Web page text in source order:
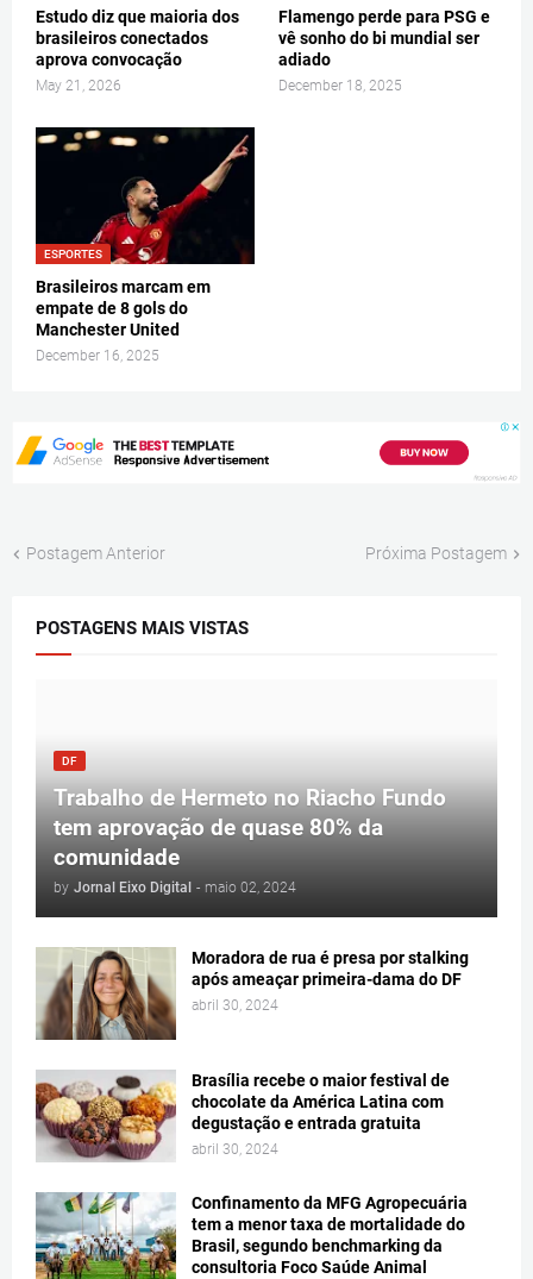
Estudo diz que maioria dos
brasileiros conectados
aprova convocação
May 21, 2026
Flamengo perde para PSG e
vê sonho do bi mundial ser
adiado
December 18, 2025
ESPORTES
Brasileiros marcam em
empate de 8 gols do
Manchester United
December 16, 2025
Postagem Anterior Próxima Postagem
POSTAGENS MAIS VISTAS
DF
Trabalho de Hermeto no Riacho Fundo
tem aprovação de quase 80% da
comunidade
by Jornal Eixo Digital - maio 02, 2024
Moradora de rua é presa por stalking
após ameaçar primeira-dama do DF
abril 30, 2024
Brasília recebe o maior festival de
chocolate da América Latina com
degustação e entrada gratuita
abril 30, 2024
Confinamento da MFG Agropecuária
tem a menor taxa de mortalidade do
Brasil, segundo benchmarking da
consultoria Foco Saúde Animal